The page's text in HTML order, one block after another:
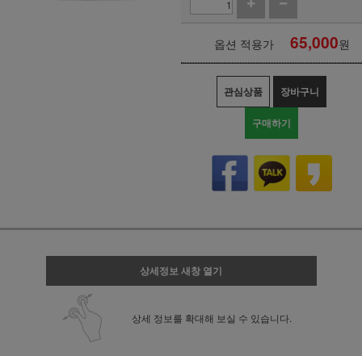
옵션 적용가 65,000원
관심상품 장바구니
구매하기
상세정보 새창 열기
상세 정보를 확대해 보실 수 있습니다.